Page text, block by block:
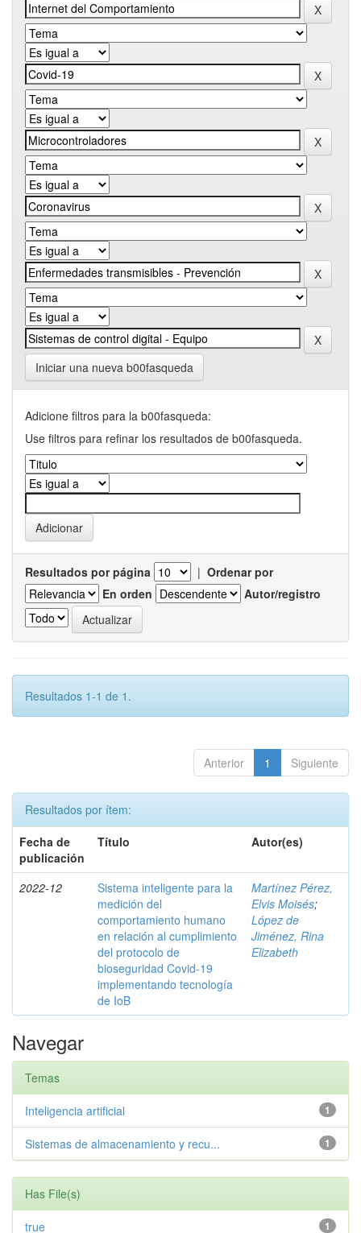
Iniciar una nueva b00fasqueda
Adicione filtros para la b00fasqueda:
Use filtros para refinar los resultados de b00fasqueda.
Resultados por página | Ordenar por
En orden
Autor/registro
Resultados 1-1 de 1.
Anterior 1 Siguiente
Resultados por ítem:
Fecha de
publicación
Título Autor(es)
2022-12
Sistema inteligente para la
medición del
comportamiento humano
en relación al cumplimiento
del protocolo de
bioseguridad Covid-19
implementando tecnología
de IoB
Martínez Pérez,
Elvis Moisés;
López de
Jiménez, Rina
Elizabeth
Navegar
Temas
1
Inteligencia artificial
1
Sistemas de almacenamiento y recu...
Has File(s)
1
true